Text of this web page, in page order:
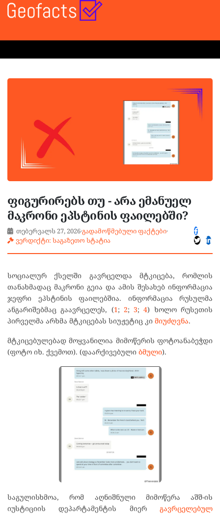
ფიგურირებს თუ - არა ემანუელ
მაკრონი ეპსტინის ფაილებში?
თებერვალს 27, 2026·გადამოწმებული ფაქტები·
ვერდიქტი: საგაზეთო სტატია
სოციალურ ქსელში გავრცელდა მტკიცება, რომლის
თანახმადაც მაკრონი გეია და ამის შესახებ ინფორმაცია
ჯეფრი ეპსტინის ფაილებშია. ინფორმაცია რუსულმა
ანგარიშებმაც გაავრცელეს, (1; 2;3;4) ხოლო რუსეთის
პირველმა არხმა მტკიცებას სიუჟეტიც კი მიუძღვნა.
მტკიცებულებად მოყვანილია მიმოწერის ფოტოანაბეჭდი
(ფოტო იხ. ქვემოთ). (დაარქივებული ბმული).
საგულისხმოა, რომ აღნიშნული მიმოწერა აშშ-ის
იუსტიციის დეპარტამენტის მიერ გავრცელებულ